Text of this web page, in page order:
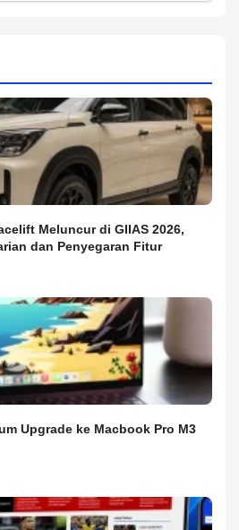
Meluncur di GIIAS 2026,
dan Penyegaran Fitur
Upgrade ke Macbook Pro M3